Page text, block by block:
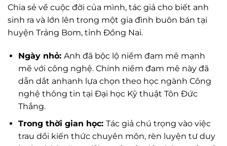
Chia sẻ về cuộc đời của mình, tác giả cho biết anh
sinh ra và lớn lên trong một gia đình buôn bán tại
huyện Trảng Bom, tỉnh Đồng Nai.
Ngày nhỏ: Anh đã bộc lộ niềm đam mê mạnh
mẽ với công nghệ. Chính niềm đam mê này đã
dẫn dắt anhanh lựa chọn theo học ngành Công
nghệ thông tin tại Đại học Kỹ thuật Tôn Đức
Thắng.
Trong thời gian học: Tác giả chú trọng vào việc
trau dồi kiến thức chuyên môn, rèn luyện tư duy